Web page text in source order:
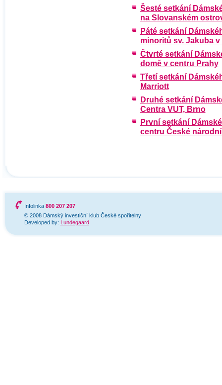
Šesté setkání
na Slovanském
Páté setkání
minoritů sv. Jakuba
Čtvrté setkání
domě v centru Prahy
Třetí setkání
Marriott
Druhé setkání
Centra VUT, Brno
První setkání
centru České
Infolinka 800 207 207
© 2008 Dámský investiční klub České spořitelny
Developed by: Lundegaard